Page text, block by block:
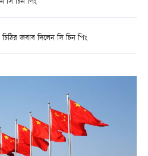
জবাব দিলেন সি চিন পিং